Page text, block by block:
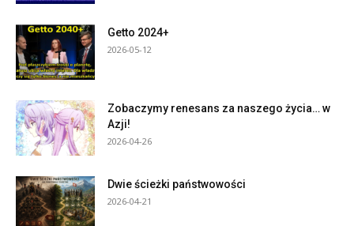
Getto 2024+
2026-05-12
Zobaczymy renesans za naszego życia… w
Azji!
2026-04-26
Dwie ścieżki państwowości
2026-04-21